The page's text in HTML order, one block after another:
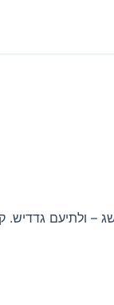
ולתיעם גדדיש.